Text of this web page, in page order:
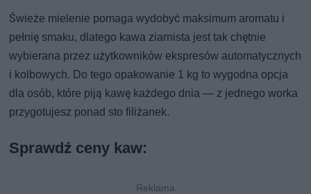
Świeże mielenie pomaga wydobyć maksimum aromatu i
pełnię smaku, dlatego kawa ziarnista jest tak chętnie
wybierana przez użytkowników ekspresów automatycznych
i kolbowych. Do tego opakowanie 1 kg to wygodna opcja
dla osób, które piją kawę każdego dnia — z jednego worka
przygotujesz ponad sto filiżanek.
Sprawdź ceny kaw: